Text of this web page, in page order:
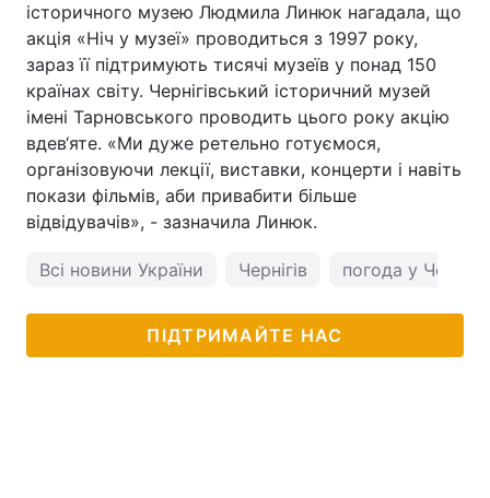
історичного музею Людмила Линюк нагадала, що
акція «Ніч у музеї» проводиться з 1997 року,
зараз її підтримують тисячі музеїв у понад 150
країнах світу. Чернігівський історичний музей
імені Тарновського проводить цього року акцію
вдев‘яте. «Ми дуже ретельно готуємося,
організовуючи лекції, виставки, концерти і навіть
покази фільмів, аби привабити більше
відвідувачів», - зазначила Линюк.
Всі новини України Чернігів погода у
ПІДТРИМАЙТЕ НАС